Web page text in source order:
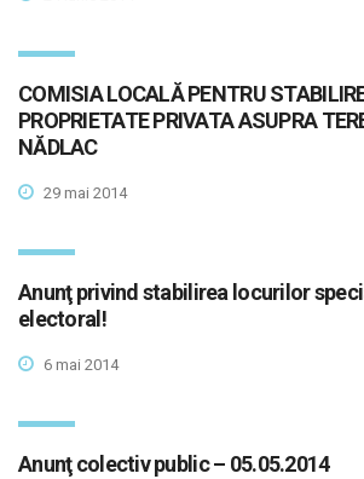
COMISIA LOCALĂ PENTRU
PROPRIETATE PRIVATA ASUPRA
NĂDLAC
29 mai 2014
Anunţ privind stabilirea locurilor
electoral!
6 mai 2014
Anunţ colectiv public – 05.05.2014